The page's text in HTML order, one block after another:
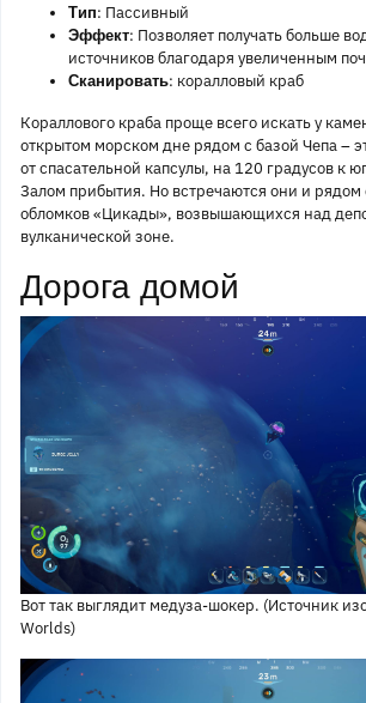
Тип: Пассивный
Эффект: Позволяет получать больше
источников благодаря увеличенным
Сканировать: коралловый краб
Кораллового краба проще всего искать у
открытом морском дне рядом с базой Чепа –
от спасательной капсулы, на 120 градусов к
Залом прибытия. Но встречаются они и рядом
обломков «Цикады», возвышающихся над депо
вулканической зоне.
Дорога домой
Вот так выглядит медуза-шокер. (Источник
Worlds)